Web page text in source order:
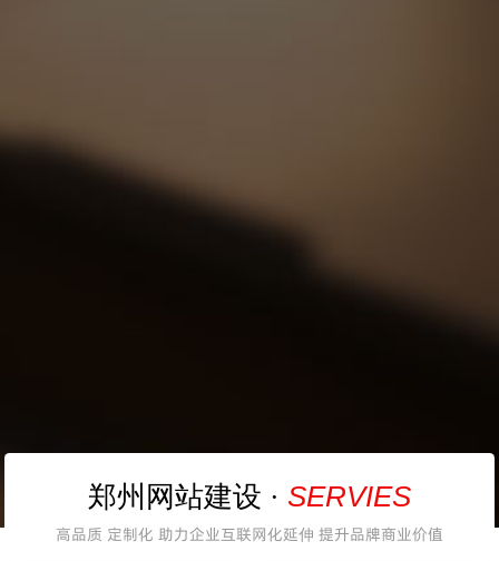
郑州网站建设 · SERVIES
高品质 定制化 助力企业互联网化延伸 提升品牌商业价值